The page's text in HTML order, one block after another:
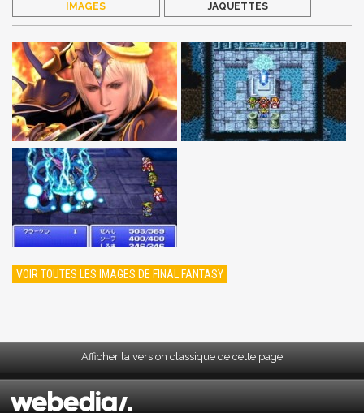
IMAGES JAQUETTES
VOIR TOUTES LES IMAGES DE FINAL FANTASY
Afficher la version classique de cette page